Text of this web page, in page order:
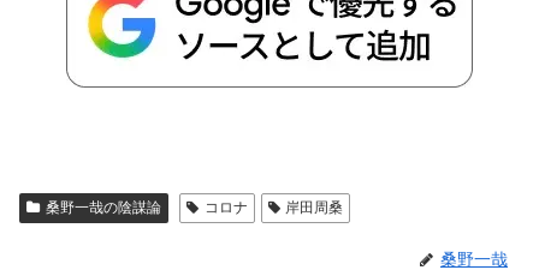
桑野一哉の陰謀論 コロナ 岸田周桑
桑野一哉